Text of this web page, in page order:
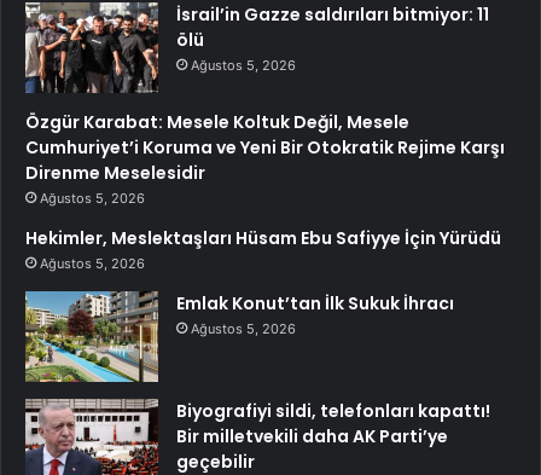
İsrail’in Gazze saldırıları bitmiyor: 11
ölü
Ağustos 5, 2026
Özgür Karabat: Mesele Koltuk Değil, Mesele
Cumhuriyet’i Koruma ve Yeni Bir Otokratik Rejime Karşı
Direnme Meselesidir
Ağustos 5, 2026
Hekimler, Meslektaşları Hüsam Ebu Safiyye İçin Yürüdü
Ağustos 5, 2026
Emlak Konut’tan İlk Sukuk İhracı
Ağustos 5, 2026
Biyografiyi sildi, telefonları kapattı!
Bir milletvekili daha AK Parti’ye
geçebilir